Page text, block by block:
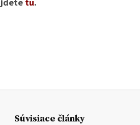
Súvisiace články